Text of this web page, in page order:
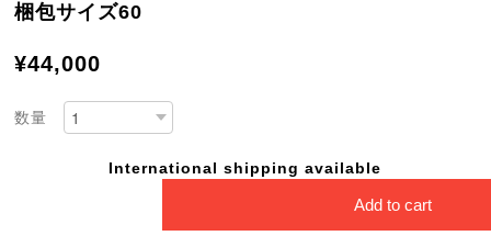
梱包サイズ60
¥44,000
数量
International shipping available
Add to cart